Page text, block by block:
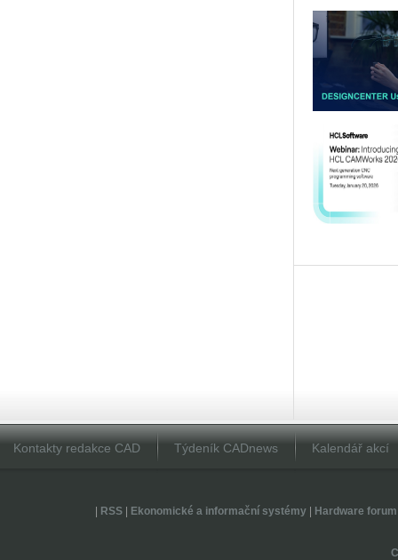
Kontakty redakce CAD Týdeník CADnews Kalendář akcí
RSS| Ekonomické a informační systémy| Hardware forum